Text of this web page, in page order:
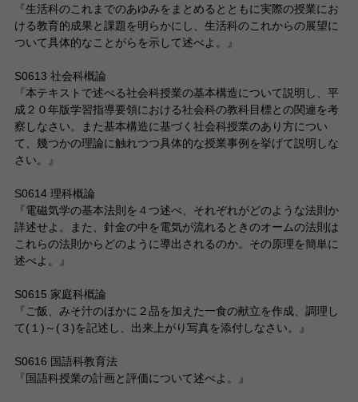
『生活科のこれまでのあゆみをまとめるとともに実際の授業にお
ける教育的成果と課題を明らかにし、生活科のこれからの展望に
ついて具体的なことがらを示して述べよ。』
S0613 社会科概論
『本テキストで述べる社会科授業の基本構造について説明し、平
成２０年版学習指導要領における社会科の教科目標との関連を考
察しなさい。また基本構造に基づく社会科授業のあり方につい
て、幾つかの理論に触れつつ具体的な授業事例を挙げて説明しな
さい。』
S0614 理科概論
『電磁気学の基本法則を４つ述べ、それぞれがどのような法則か
詳述せよ。また、針金の中を電気が流れるときのオームの法則は
これらの法則からどのように導出されるのか。その原理を簡単に
述べよ。』
S0615 家庭科概論
『ご飯、みそ汁のほかに２品を加えた一食の献立を作成、調理し
て(１)～(３)を記述し、出来上がり写真を添付しなさい。』
S0616 国語科教育法
『国語科授業の計画と評価について述べよ。』